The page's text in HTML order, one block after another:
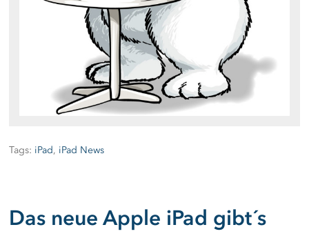
Tags: iPad, iPad News
Das neue Apple iPad gibt´s